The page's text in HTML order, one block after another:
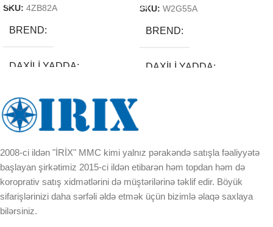
SKU: 4ZB82A
BREND
DAXILI YADDA
EKRAN
LCD
OPERATIV YADDA
SKU: W2G55A
BREND
DAXILI YADDA
2008-ci ildən "İRİX" MMC kimi yalnız pərakəndə satışla fəaliyyətə
başlayan şirkətimiz 2015-ci ildən etibarən həm topdan həm də
koroprativ satış xidmətlərini də müştərilərinə təklif edir. Böyük
sifarişlərinizi daha sərfəli əldə etmək üçün bizimlə əlaqə saxlaya
bilərsiniz.